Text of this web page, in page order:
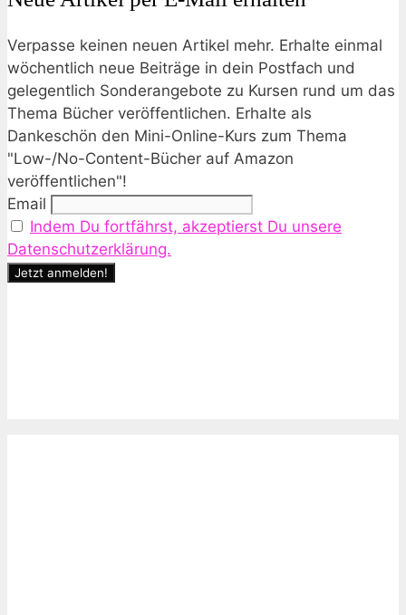
Verpasse keinen neuen Artikel mehr. Erhalte einmal
wöchentlich neue Beiträge in dein Postfach und
gelegentlich Sonderangebote zu Kursen rund um das
Thema Bücher veröffentlichen. Erhalte als
Dankeschön den Mini-Online-Kurs zum Thema
"Low-/No-Content-Bücher auf Amazon
veröffentlichen"!
Email
Indem Du fortfährst, akzeptierst Du unsere
Datenschutzerklärung.